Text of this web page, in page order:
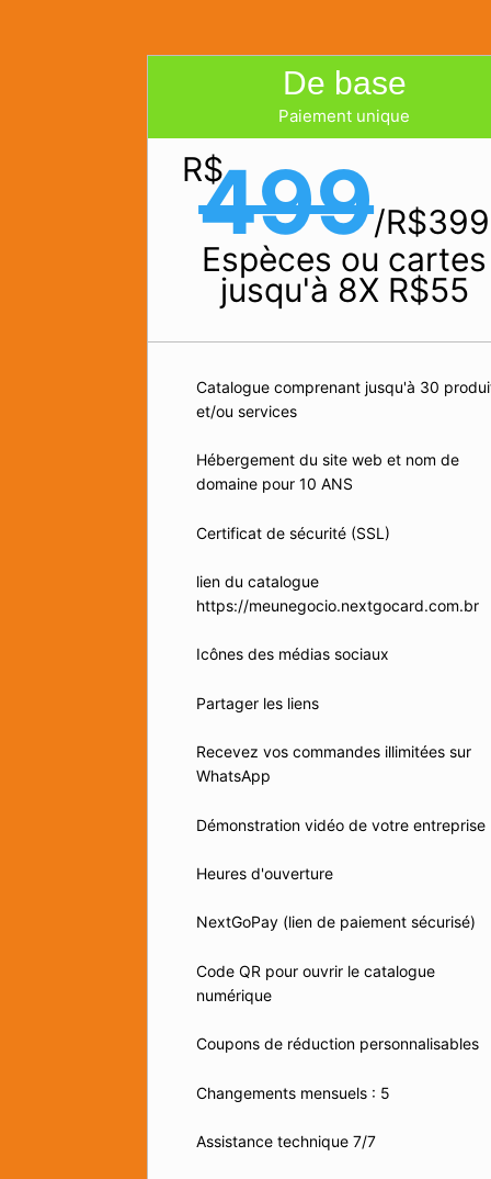
De base
Paiement unique
R$
499/R$399
Espèces ou cartes
jusqu'à 8X R$55
Catalogue comprenant jusqu'à 30
et/ou services
Hébergement du site web et nom de
domaine pour 10 ANS
Certificat de sécurité (SSL)
lien du catalogue
https://meunegocio.nextgocard.com.br
Icônes des médias sociaux
Partager les liens
Recevez vos commandes illimitées sur
WhatsApp
Démonstration vidéo de votre entreprise
Heures d'ouverture
NextGoPay (lien de paiement sécurisé)
Code QR pour ouvrir le catalogue
numérique
Coupons de réduction personnalisables
Changements mensuels : 5
Assistance technique 7/7